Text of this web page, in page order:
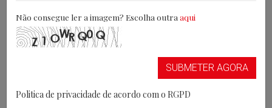
Não consegue ler a imagem? Escolha outra aqui
SUBMETER AGORA
Politica de privacidade de acordo com o RGPD